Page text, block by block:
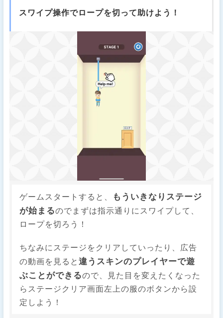
スワイプ操作でロープを切って助けよう！
ゲームスタートすると、
もういきなりステージ
が始まるのでまずは指示通りにスワイプして、
ロープを切ろう！
ちなみにステージをクリアしていったり、広告
の動画を見ると違うスキンのプレイヤーで遊
ぶことができるので、見た目を変えたくなった
らステージクリア画面左上の服のボタンから設
定しよう！